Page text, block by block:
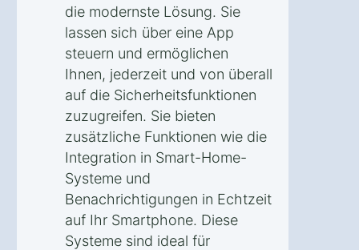
die modernste Lösung. Sie
lassen sich über eine App
steuern und ermöglichen
Ihnen, jederzeit und von überall
auf die Sicherheitsfunktionen
zuzugreifen. Sie bieten
zusätzliche Funktionen wie die
Integration in Smart-Home-
Systeme und
Benachrichtigungen in Echtzeit
auf Ihr Smartphone. Diese
Systeme sind ideal für